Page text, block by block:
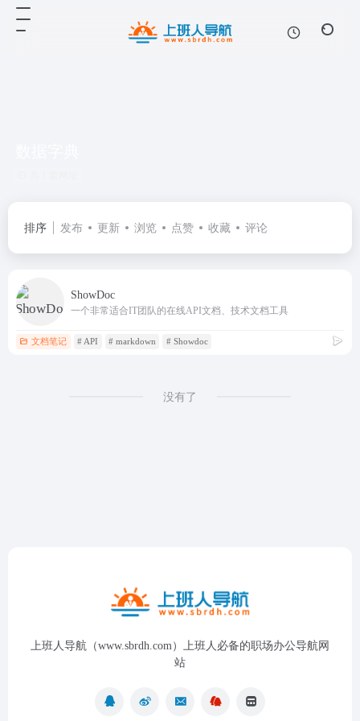
排序 发布 更新 浏览 点赞 收藏 评论
ShowDoc
一个非常适合IT团队的在线API文档、技术文档工具
文档笔记 # API # markdown # Showdoc
没有了
上班人导航（www.sbrdh.com）上班人必备的职场办公导航网
站